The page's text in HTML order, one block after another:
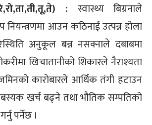
: स्वास्थ्य बिग्रनाले
नियन्त्रणमा आउन कठिनाई उत्पन्न होला
अनुकूल बन्न नसक्नाले दबाबमा
खिचातानीको शिकारले नैराश्यता
कारोबारले आर्थिक तंगी हटाउन
खर्च बढ्ने तथा भौतिक सम्पतिको
पर्नेछ ।